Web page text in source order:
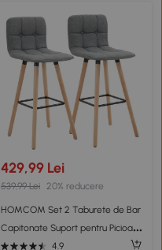
Reglabile, 100x35x84cm, Alb și
Stejar
429,99 Lei
539,99 Lei 20% reducere
HOMCOM Set 2 Taburete de Bar
Capitonate Suport pentru Picioare
si Spatar Tesatura si Lemn
4.9